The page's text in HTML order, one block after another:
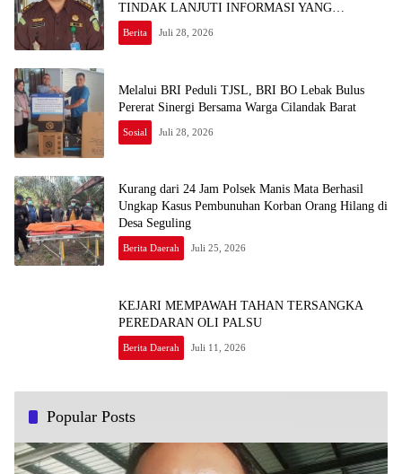
TINDAK LANJUTI INFORMASI YANG
BEREDAR TERKAIT DUGAAN
KETERLIBATAN PEGAWAI KEJARI SEKADAU
Berita Juli 28, 2026
Melalui BRI Peduli TJSL, BRI BO Lebak Bulus
Pererat Sinergi Bersama Warga Cilandak Barat
Sosial Juli 28, 2026
Kurang dari 24 Jam Polsek Manis Mata Berhasil
Ungkap Kasus Pembunuhan Korban Orang Hilang di
Desa Seguling
Berita Daerah Juli 25, 2026
KEJARI MEMPAWAH TAHAN TERSANGKA
PEREDARAN OLI PALSU
Berita Daerah Juli 11, 2026
Popular Posts